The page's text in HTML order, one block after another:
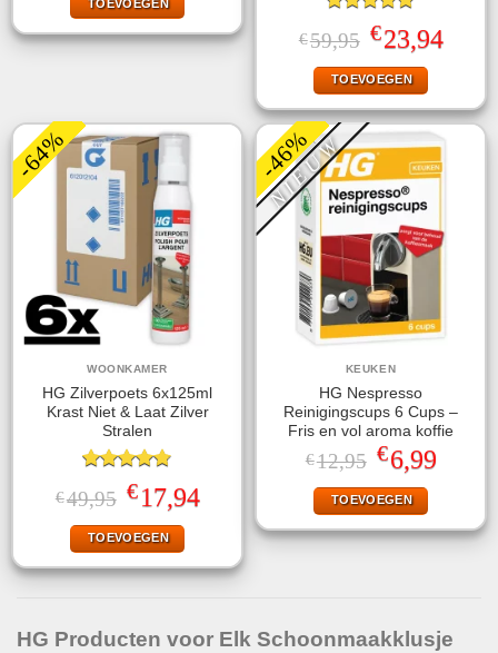
€37,95.
TOEVOEGEN
Gewaardeerd
5.00uit 5
€59,95 Oorspronkelijke
prijs
was:
€59,95.
€23,94Huidige
prijs
TOEVOEGEN
-64%
WOONKAMER
HG Zilverpoets 6x125ml
Krast Niet & Laat Zilver
Stralen
Gewaardeerd
4.75uit 5
€49,95 Oorspronkelijke
prijs
was:
€49,95.
€17,94Huidige
prijs
TOEVOEGEN
-46%
NIEUW
KEUKEN
HG Nespresso
Reinigingscups 6 Cups –
Fris en vol aroma koffie
€12,95 Oorspronkelijke
prijs
was:
€12,95.
€6,99Huidige
prijs
TOEVOEGEN
HG Producten voor Elk Schoonmaakklusje